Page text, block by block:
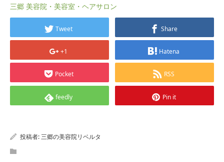
三郷 美容院・美容室・ヘアサロン
Tweet Share
+1 Hatena
Pocket RSS
feedly Pin it
投稿者:三郷の美容院リベルタ